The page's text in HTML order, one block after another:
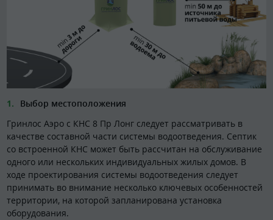
Выбор местоположения
Гринлос Аэро с КНС 8 Пр Лонг следует рассматривать в
качестве составной части системы водоотведения. Септик
со встроенной КНС может быть рассчитан на обслуживание
одного или нескольких индивидуальных жилых домов. В
ходе проектирования системы водоотведения следует
принимать во внимание несколько ключевых особенностей
территории, на которой запланирована установка
оборудования.